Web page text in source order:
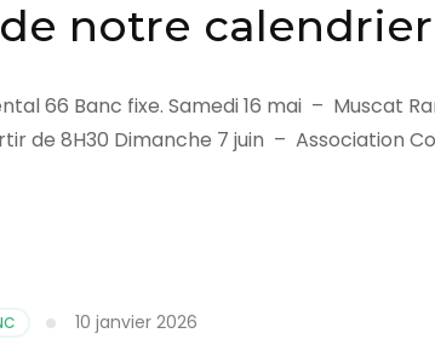
notre
66 Banc fixe. Samedi 16 mai – Muscat
de 8H30 Dimanche 7 juin – Association
10 janvier 2026